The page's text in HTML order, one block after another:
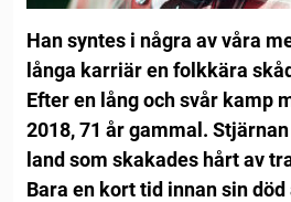
Han syntes i några av våra
långa karriär en folkkära
Efter en lång och svår kamp
2018, 71 år gammal.
land som skakades hårt av
Bara en kort tid innan sin